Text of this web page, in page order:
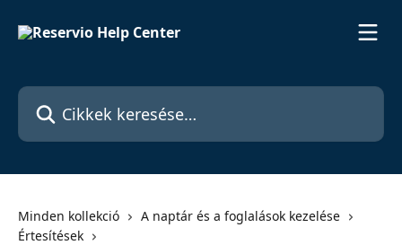
Cikkek keresése…
Minden kollekció
A naptár és a foglalások kezelése
Értesítések